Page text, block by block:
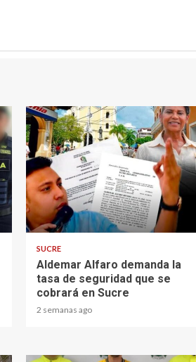
2 min read
SUCRE
Aldemar Alfaro demanda la
tasa de seguridad que se
cobrará en Sucre
2 semanas ago